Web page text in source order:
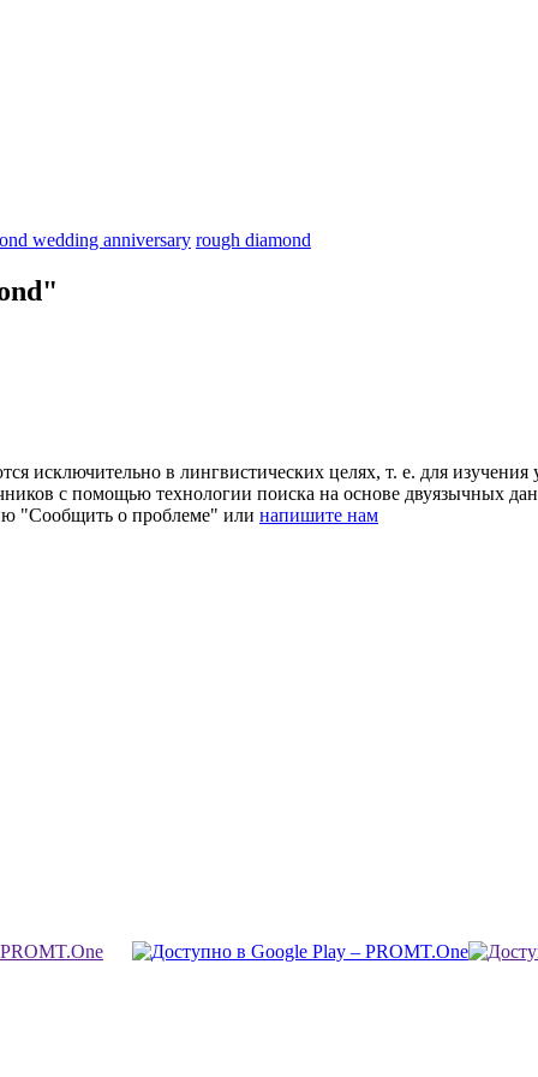
wedding anniversary rough diamond
исключительно в лингвистических целях, т. е. для
с помощью технологии поиска на основе двуязычных
"Сообщить о проблеме" или напишите нам